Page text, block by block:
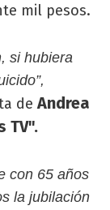
mil pesos.
si hubiera
deAndrea
TV".
con 65 años
la jubilación